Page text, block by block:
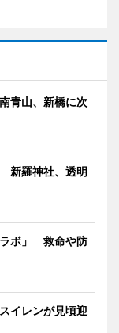
青山、新橋に次
新羅神社、透明
ラボ」 救命や防
イレンが見頃迎